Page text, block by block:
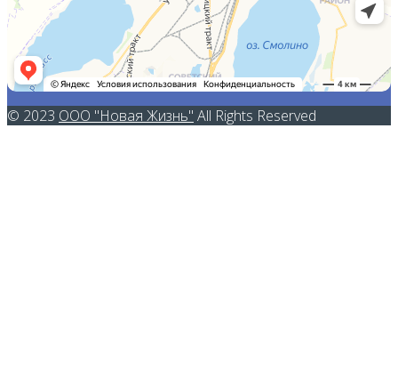
© 2023 ООО "Новая Жизнь" All Rights Reserved